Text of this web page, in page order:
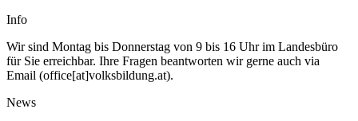
Info
Wir sind Montag bis Donnerstag von 9 bis 16 Uhr im Landesbüro
für Sie erreichbar. Ihre Fragen beantworten wir gerne auch via
Email (office[at]volksbildung.at).
News